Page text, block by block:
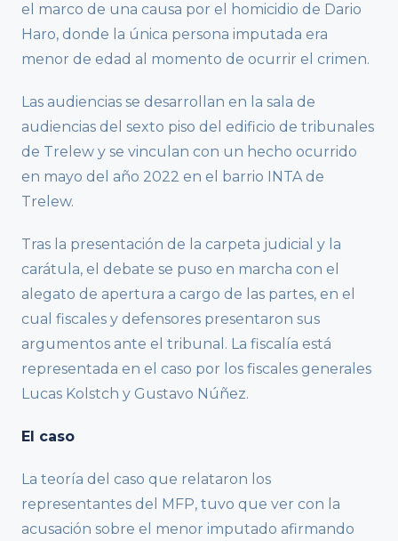
el marco de una causa por el homicidio de Dario
Haro, donde la única persona imputada era
menor de edad al momento de ocurrir el crimen.
Las audiencias se desarrollan en la sala de
audiencias del sexto piso del edificio de tribunales
de Trelew y se vinculan con un hecho ocurrido
en mayo del año 2022 en el barrio INTA de
Trelew.
Tras la presentación de la carpeta judicial y la
carátula, el debate se puso en marcha con el
alegato de apertura a cargo de las partes, en el
cual fiscales y defensores presentaron sus
argumentos ante el tribunal. La fiscalía está
representada en el caso por los fiscales generales
Lucas Kolstch y Gustavo Núñez.
El caso
La teoría del caso que relataron los
representantes del MFP, tuvo que ver con la
acusación sobre el menor imputado afirmando